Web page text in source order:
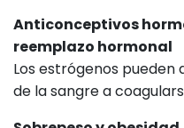
Anticonceptivos
reemplazo hormonal
Los estrógenos
de la sangre a